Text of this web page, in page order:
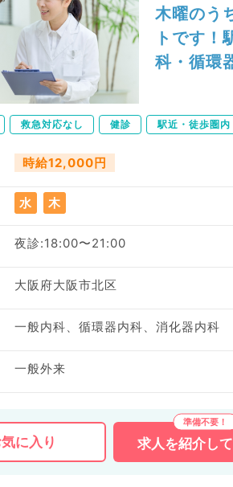
木曜のう
トです！
科・循環
救急対応なし 健診 駅近・徒歩圏内
時給12,000円
水 木
夜診:18:00〜21:00
大阪府大阪市北区
一般内科、循環器内科、消化器内科
一般外来
に入り 求人を紹介し